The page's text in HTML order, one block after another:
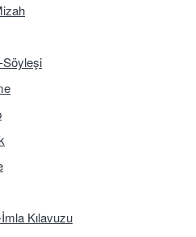
Söyleşi
Kılavuzu